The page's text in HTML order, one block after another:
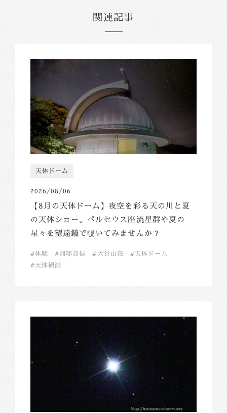
関連記事
天体ドーム
2026/08/06
【8月の天体ドーム】夜空を彩る天の川と夏
の天体ショー。ペルセウス座流星群や夏の
星々を望遠鏡で覗いてみませんか？
体験 別邸音信 大谷山荘
天体ドーム
天体観測